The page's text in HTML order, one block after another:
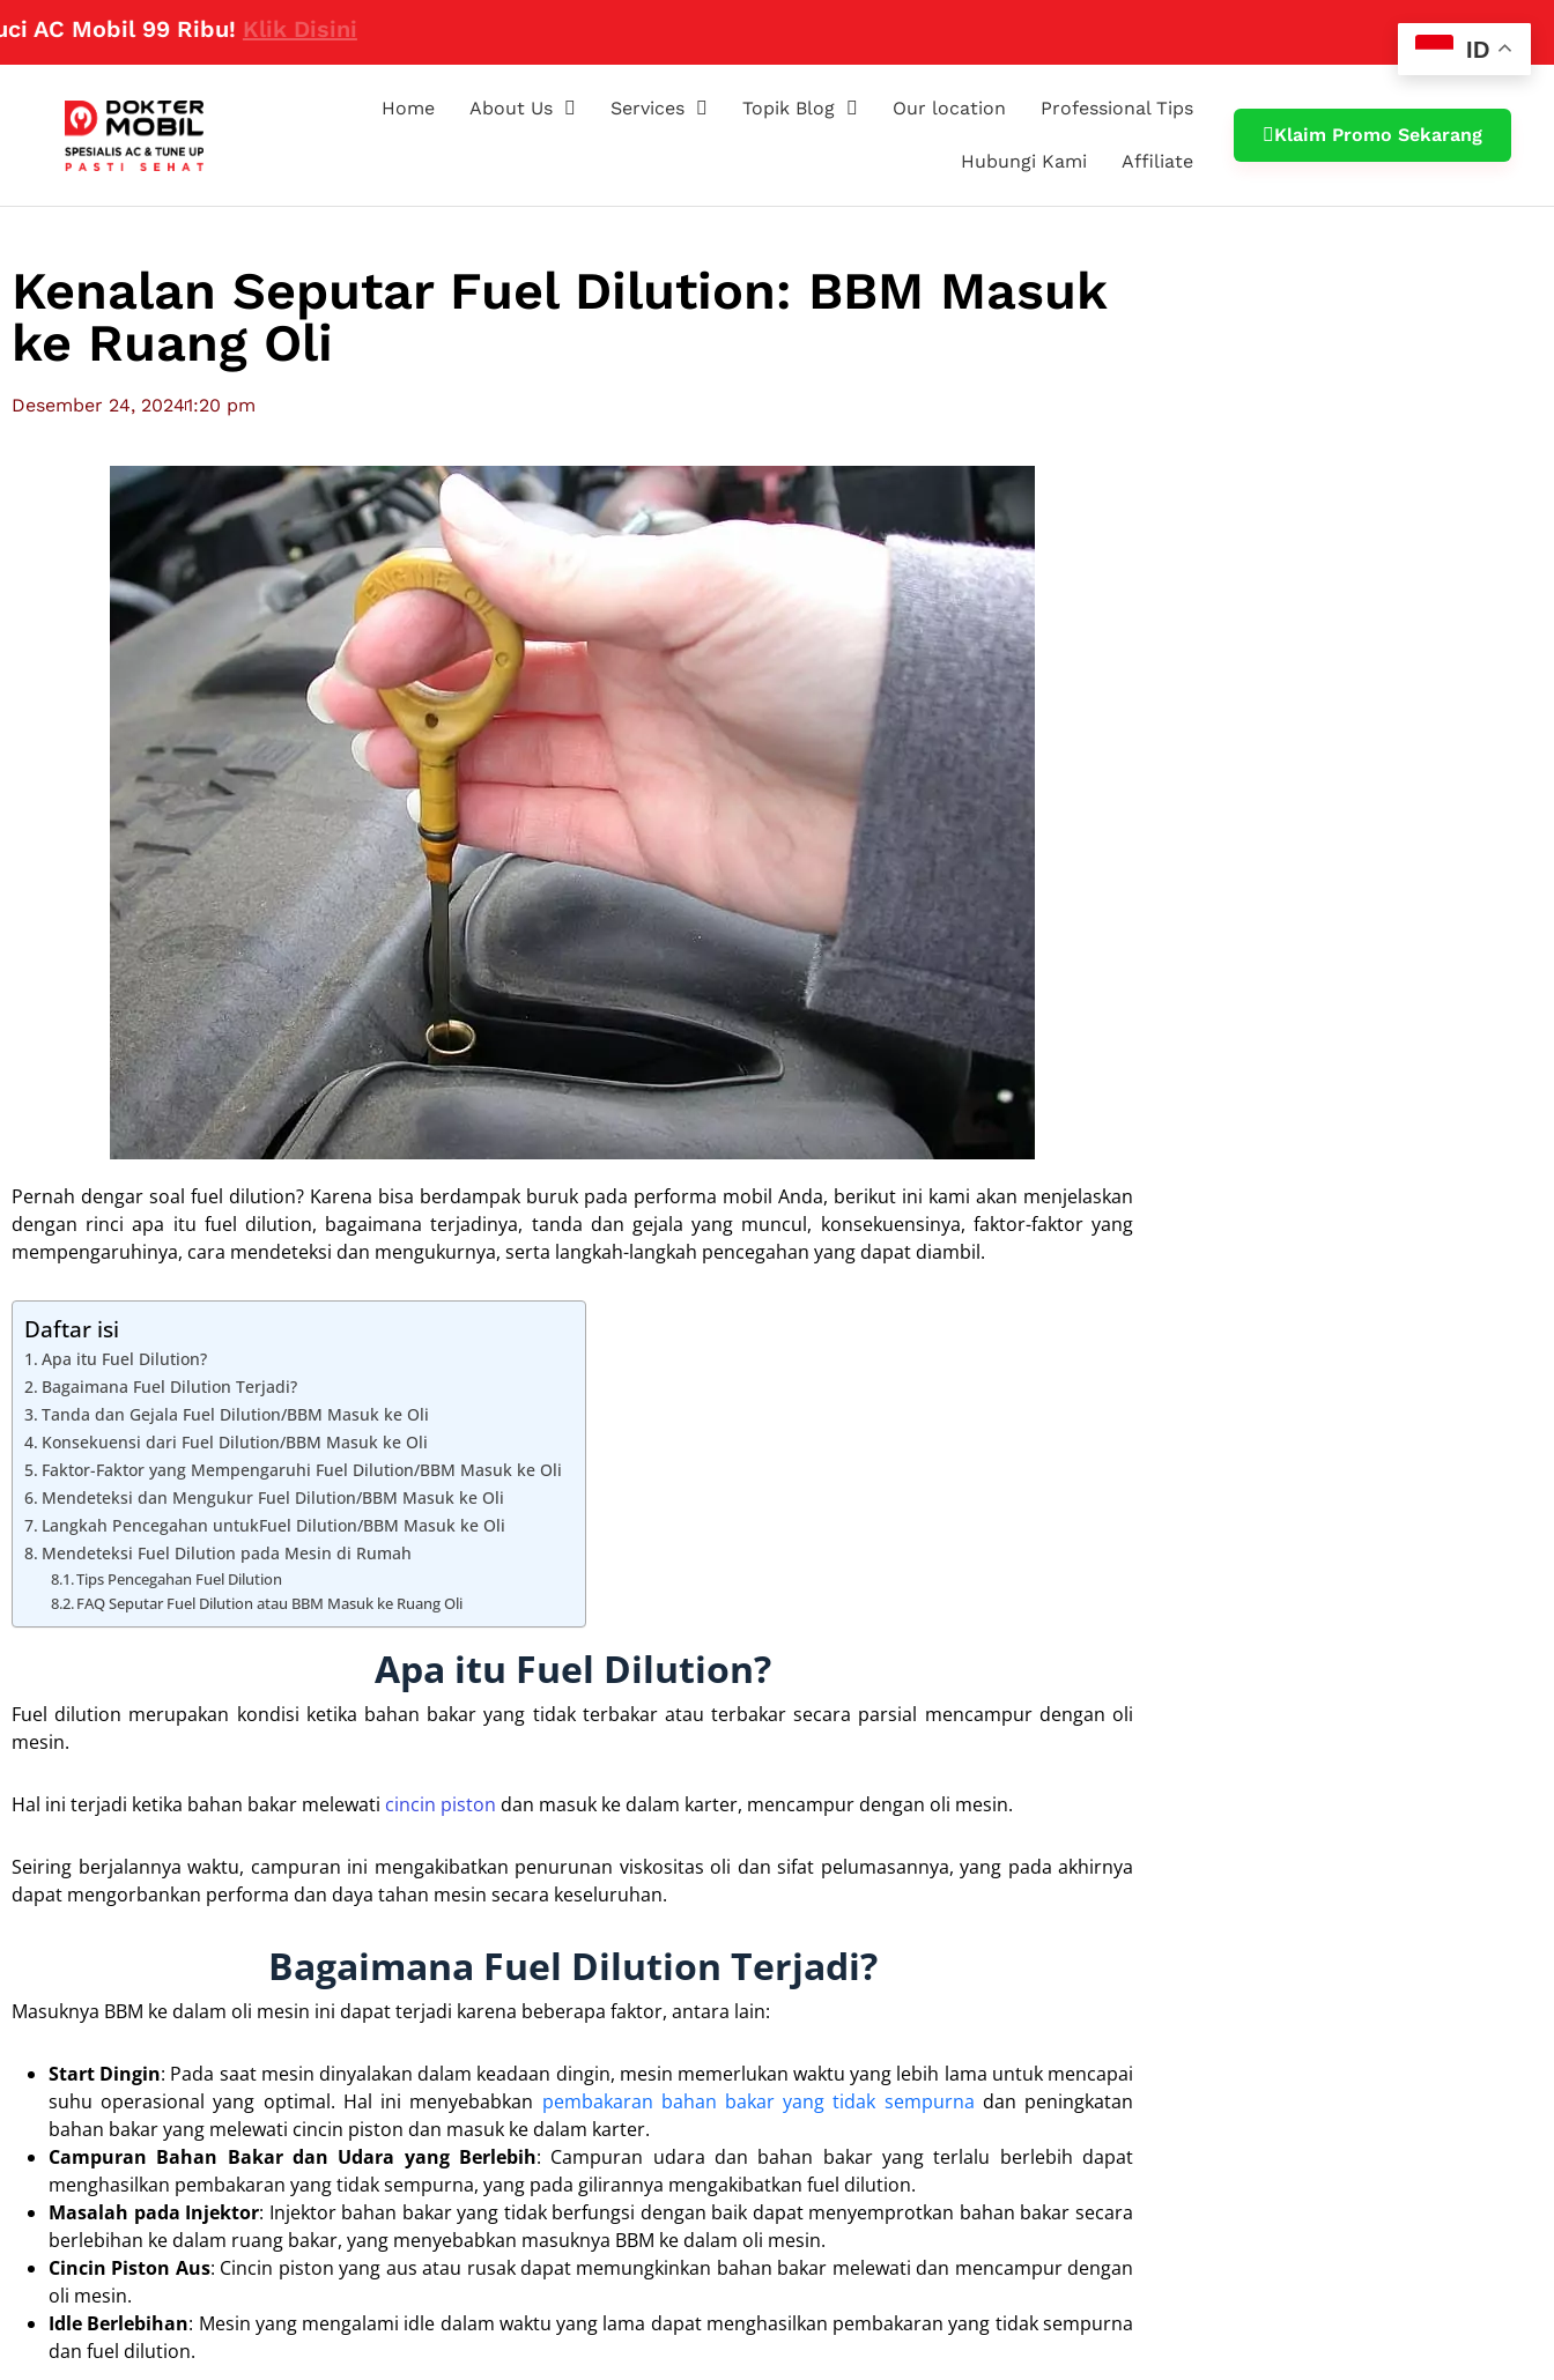
99 Ribu!Klik Disini
Home About Us Services Topik Blog Our location Professional Tips
Hubungi Kami Affiliate
Klaim Promo Sekarang
Kenalan Seputar Fuel Dilution: BBM Masuk
ke Ruang Oli
Desember 24, 20241:20 pm
Pernah dengar soal fuel dilution? Karena bisa berdampak buruk pada performa mobil Anda, berikut ini kami akan menjelaskan
dengan rinci apa itu fuel dilution, bagaimana terjadinya, tanda dan gejala yang muncul, konsekuensinya, faktor-faktor yang
mempengaruhinya, cara mendeteksi dan mengukurnya, serta langkah-langkah pencegahan yang dapat diambil.
Daftar isi
Apa itu Fuel Dilution?
Bagaimana Fuel Dilution Terjadi?
Tanda dan Gejala Fuel Dilution/BBM Masuk ke Oli
Konsekuensi dari Fuel Dilution/BBM Masuk ke Oli
Faktor-Faktor yang Mempengaruhi Fuel Dilution/BBM Masuk ke Oli
Mendeteksi dan Mengukur Fuel Dilution/BBM Masuk ke Oli
Langkah Pencegahan untukFuel Dilution/BBM Masuk ke Oli
Mendeteksi Fuel Dilution pada Mesin di Rumah
Tips Pencegahan Fuel Dilution
FAQ Seputar Fuel Dilution atau BBM Masuk ke Ruang Oli
Apa itu Fuel Dilution?
Fuel dilution merupakan kondisi ketika bahan bakar yang tidak terbakar atau terbakar secara parsial mencampur dengan oli
mesin.
Hal ini terjadi ketika bahan bakar melewati cincin piston dan masuk ke dalam karter, mencampur dengan oli mesin.
Seiring berjalannya waktu, campuran ini mengakibatkan penurunan viskositas oli dan sifat pelumasannya, yang pada akhirnya
dapat mengorbankan performa dan daya tahan mesin secara keseluruhan.
Bagaimana Fuel Dilution Terjadi?
Masuknya BBM ke dalam oli mesin ini dapat terjadi karena beberapa faktor, antara lain:
Start Dingin: Pada saat mesin dinyalakan dalam keadaan dingin, mesin memerlukan waktu yang lebih lama untuk mencapai
suhu operasional yang optimal. Hal ini menyebabkan pembakaran bahan bakar yang tidak sempurna dan peningkatan
bahan bakar yang melewati cincin piston dan masuk ke dalam karter.
Campuran Bahan Bakar dan Udara yang Berlebih: Campuran udara dan bahan bakar yang terlalu berlebih dapat
menghasilkan pembakaran yang tidak sempurna, yang pada gilirannya mengakibatkan fuel dilution.
Masalah pada Injektor: Injektor bahan bakar yang tidak berfungsi dengan baik dapat menyemprotkan bahan bakar secara
berlebihan ke dalam ruang bakar, yang menyebabkan masuknya BBM ke dalam oli mesin.
Cincin Piston Aus: Cincin piston yang aus atau rusak dapat memungkinkan bahan bakar melewati dan mencampur dengan
oli mesin.
Idle Berlebihan: Mesin yang mengalami idle dalam waktu yang lama dapat menghasilkan pembakaran yang tidak sempurna
dan fuel dilution.
ID